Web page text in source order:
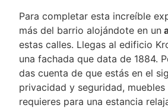
Para completar esta increíble
más del barrio alojándote en un
estas calles. Llegas al edificio
una fachada que data de 1884.
das cuenta de que estás en el
privacidad y seguridad,
requieres para una estancia